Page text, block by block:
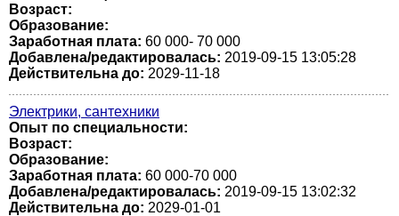
Возраст:
Образование:
Заработная плата: 60 000- 70 000
Добавлена/редактировалась: 2019-09-15 13:05:28
Действительна до: 2029-11-18
Электрики, сантехники
Опыт по специальности:
Возраст:
Образование:
Заработная плата: 60 000-70 000
Добавлена/редактировалась: 2019-09-15 13:02:32
Действительна до: 2029-01-01